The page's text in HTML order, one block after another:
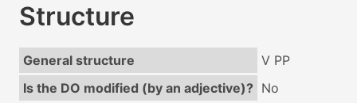
Structure
General structure
V PP
Is the DO modified (by an adjective)? No